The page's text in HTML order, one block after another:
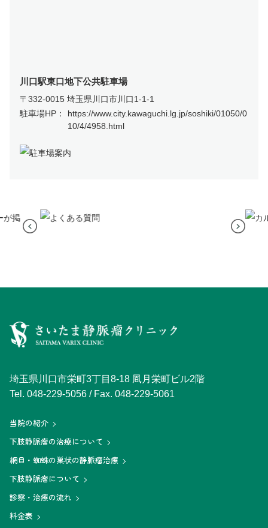
川口駅東口地下公共駐車場
〒332-0015 埼玉県川口市川口1‐1‐1
駐車場HP：
https://www.city.kawaguchi.lg.jp/soshiki/01050/0
10/4/4958.html
埼玉県川口市栄町3丁目8-18 凮月栄町ビル2階
Tel. 048-229-5056 / Fax. 048-229-5061
当院の紹介
下肢静脈瘤の治療について
網目・蜘蛛の巣状の静脈瘤治療
下肢静脈瘤について
診察・治療の流れ
料金表